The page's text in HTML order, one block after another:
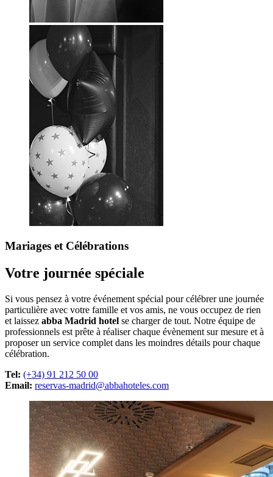
Mariages et Célébrations
Votre journée spéciale
Si vous pensez à votre événement spécial pour célébrer une journée
particulière avec votre famille et vos amis, ne vous occupez de rien
et laissez abba Madrid hotel se charger de tout. Notre équipe de
professionnels est prête à réaliser chaque évènement sur mesure et à
proposer un service complet dans les moindres détails pour chaque
célébration.
Tel: (+34) 91 212 50 00
Email: reservas-madrid@abbahoteles.com